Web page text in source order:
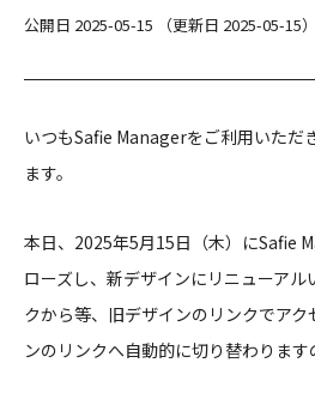
公開日 2025-05-15 （更新日 2025-05-15）
いつもSafie Managerをご利用いただ
ます。
本日、2025年5月15日（木）にSafie
ローズし、新デザインにリニューア
クから等、旧デザインのリンクでア
ンのリンクへ自動的に切り替わります